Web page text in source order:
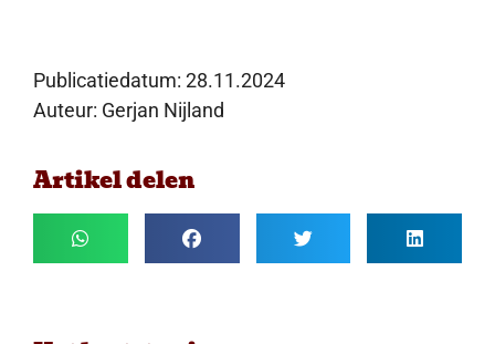
Publicatiedatum: 28.11.2024
Auteur: Gerjan Nijland
Artikel delen